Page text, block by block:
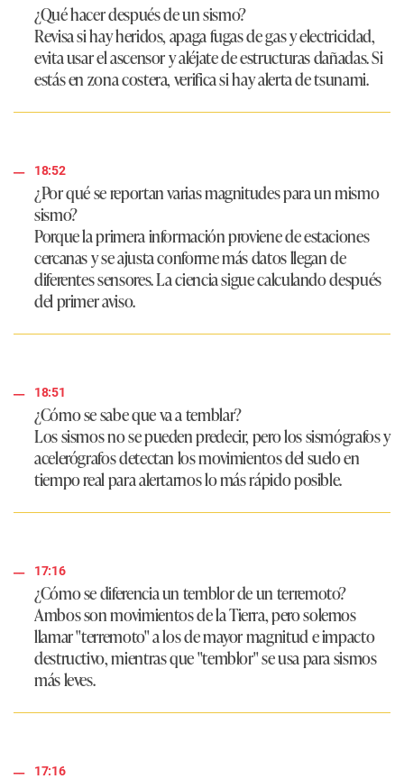
¿Qué hacer después de un sismo?
Revisa si hay heridos, apaga fugas de gas y electricidad,
evita usar el ascensor y aléjate de estructuras dañadas. Si
estás en zona costera, verifica si hay alerta de tsunami.
18:52
¿Por qué se reportan varias magnitudes para un mismo
sismo?
Porque la primera información proviene de estaciones
cercanas y se ajusta conforme más datos llegan de
diferentes sensores. La ciencia sigue calculando después
del primer aviso.
18:51
¿Cómo se sabe que va a temblar?
Los sismos no se pueden predecir, pero los sismógrafos y
acelerógrafos detectan los movimientos del suelo en
tiempo real para alertarnos lo más rápido posible.
17:16
¿Cómo se diferencia un temblor de un terremoto?
Ambos son movimientos de la Tierra, pero solemos
llamar "terremoto" a los de mayor magnitud e impacto
destructivo, mientras que "temblor" se usa para sismos
más leves.
17:16